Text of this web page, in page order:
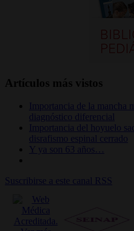
Artículos más vistos
Importancia de la mancha
diagnóstico diferencial
Importancia del hoyuelo
disrafismo espinal cerrado
Y ya son 63 años…
Suscribirse a este canal RSS